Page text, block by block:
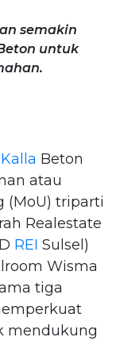
semakin
untuk
Kalla Beton
atau
(MoU) triparti
Realestate
REI Sulsel)
Wisma
tiga
mendukung